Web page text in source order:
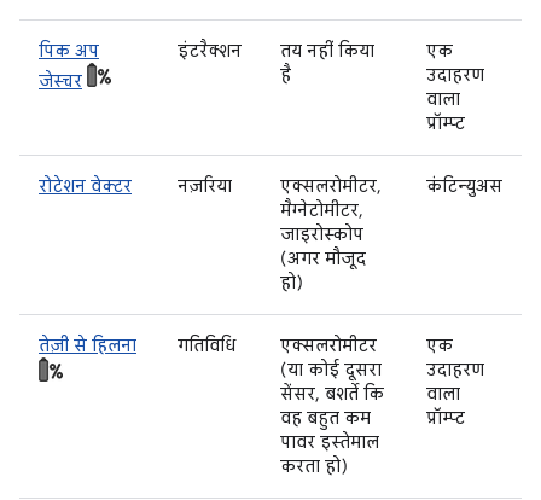
पिक अप
जेस्चर
इंटरैक्शन
तय नहीं किया
है
एक
उदाहरण
वाला
प्रॉम्प्ट
रोटेशन वेक्टर नज़रिया
एक्सलरोमीटर,
मैग्नेटोमीटर,
जाइरोस्कोप
(अगर मौजूद
हो)
कंटिन्युअस
तेज़ी से हिलना गतिविधि
एक्सलरोमीटर
(या कोई दूसरा
सेंसर, बशर्ते कि
वह बहुत कम
पावर इस्तेमाल
करता हो)
एक
उदाहरण
वाला
प्रॉम्प्ट